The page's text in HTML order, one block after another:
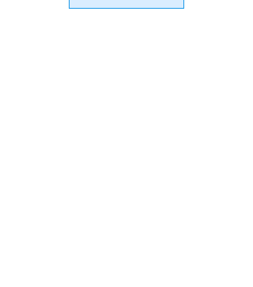
POLIȚIA LOCALĂ - cu culoarea alb.